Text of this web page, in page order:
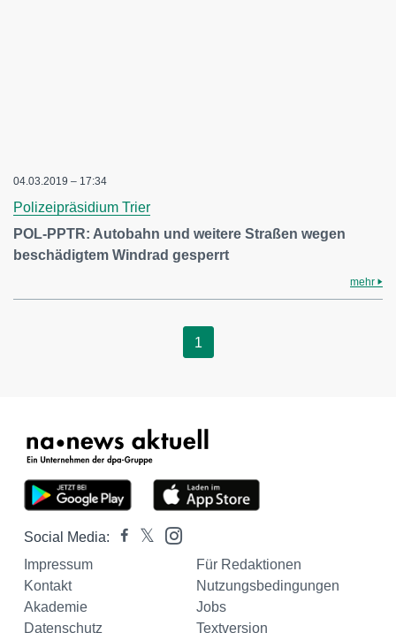
04.03.2019 – 17:34
Polizeipräsidium Trier
POL-PPTR: Autobahn und weitere Straßen wegen
beschädigtem Windrad gesperrt
mehr
1
Social Media:
Impressum
Für Redaktionen
Kontakt
Nutzungsbedingungen
Akademie
Jobs
Datenschutz
Textversion